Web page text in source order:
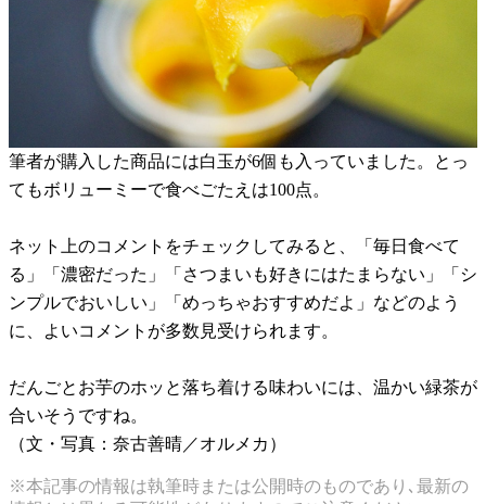
筆者が購入した商品には白玉が6個も入っていました。とっ
てもボリューミーで食べごたえは100点。
ネット上のコメントをチェックしてみると、「毎日食べて
る」「濃密だった」「さつまいも好きにはたまらない」「シ
ンプルでおいしい」「めっちゃおすすめだよ」などのよう
に、よいコメントが多数見受けられます。
だんごとお芋のホッと落ち着ける味わいには、温かい緑茶が
合いそうですね。
（文・写真：奈古善晴／オルメカ）
※本記事の情報は執筆時または公開時のものであり､最新の